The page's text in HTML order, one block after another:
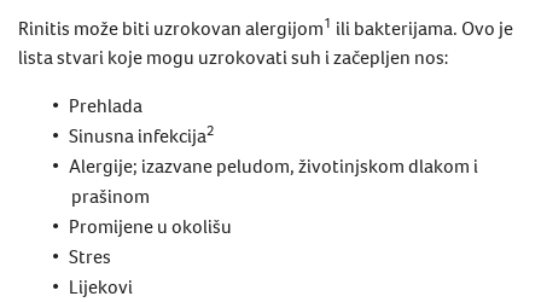
Rinitis može biti uzrokovan alergijom1 ili bakterijama. Ovo je
lista stvari koje mogu uzrokovati suh i začepljen nos:
Prehlada
Sinusna infekcija2
Alergije; izazvane peludom, životinjskom dlakom i
prašinom
Promijene u okolišu
Stres
Lijekovi